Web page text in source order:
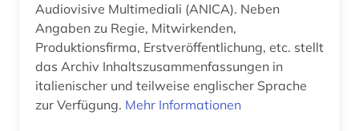
geschichte 1500-1600 (1)
geschichte 1500-1680 (1)
geschichte 1500-2014 (1)
Audiovisive Multimediali (ANICA). Neben
Angaben zu Regie, Mitwirkenden,
Produktionsfirma, Erstveröffentlichung, etc. stellt
das Archiv Inhaltszusammenfassungen in
italienischer und teilweise englischer Sprache
zur Verfügung. Mehr Informationen